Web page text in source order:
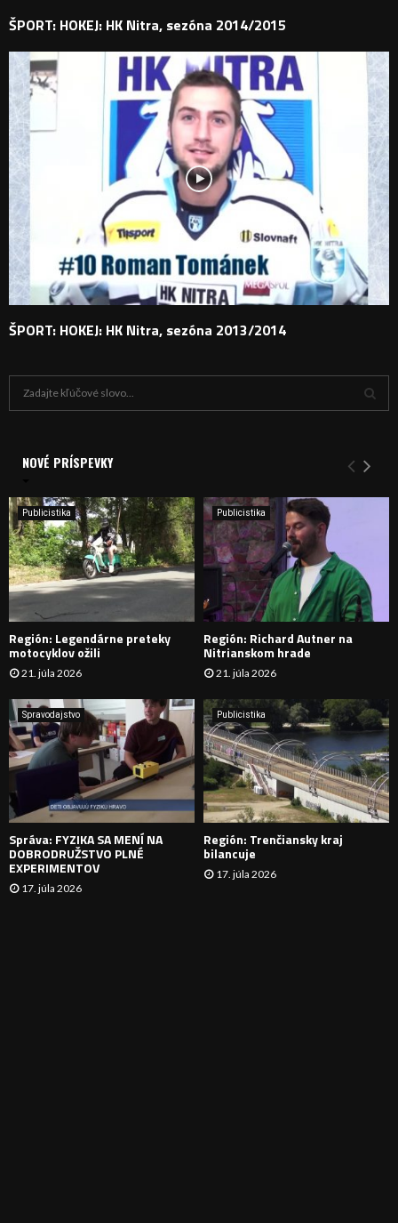
ŠPORT: HOKEJ: HK Nitra, sezóna 2014/2015
ŠPORT: HOKEJ: HK Nitra, sezóna 2013/2014
i
e
:
Y
H
D
A
N
I
E
NOVÉ PRÍSPEVKY
Publicistika
Región: Legendárne preteky
motocyklov ožili
21. júla 2026
Publicistika
Región: Richard Autner na
Nitrianskom hrade
21. júla 2026
Spravodajstvo
Správa: FYZIKA SA MENÍ NA
DOBRODRUŽSTVO PLNÉ
EXPERIMENTOV
17. júla 2026
Publicistika
Región: Trenčiansky kraj
bilancuje
17. júla 2026